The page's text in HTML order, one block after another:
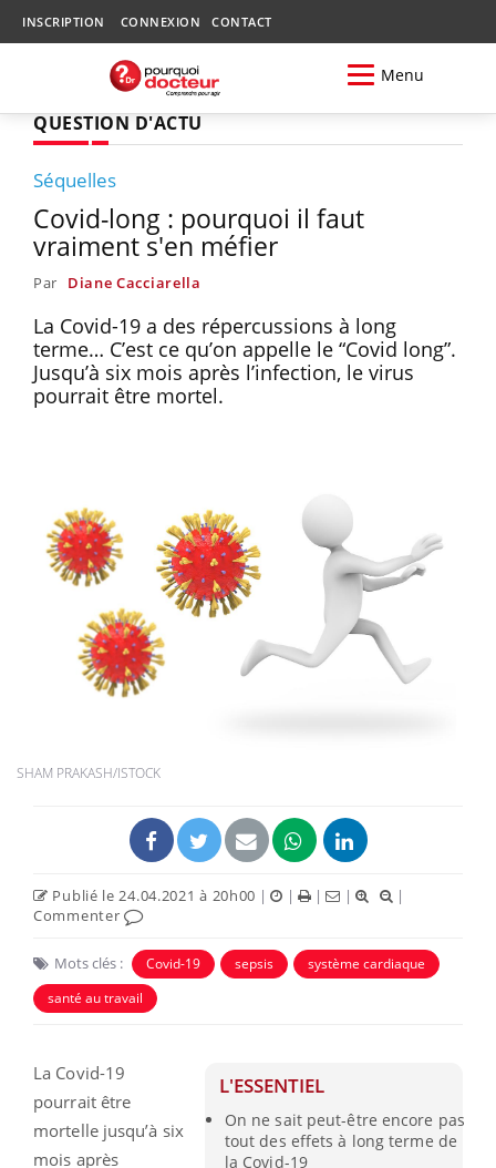
INSCRIPTION CONNEXION CONTACT
Menu
QUESTION D'ACTU
Séquelles
Covid-long : pourquoi il faut
vraiment s'en méfier
Par Diane Cacciarella
La Covid-19 a des répercussions à long
terme… C’est ce qu’on appelle le “Covid long”.
Jusqu’à six mois après l’infection, le virus
pourrait être mortel.
SHAM PRAKASH/ISTOCK
Publié le 24.04.2021 à 20h00 | | | |
|
Commenter
Mots clés : Covid-19 sepsis
système cardiaque
santé au travail
L'ESSENTIEL
On ne sait peut-être encore pas
tout des effets à long terme de
la Covid-19
La Covid-19
pourrait être
mortelle jusqu’à six
mois après